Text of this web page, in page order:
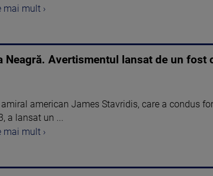
mai mult ›
Neagră. Avertismentul lansat de un fost
american James Stavridis, care a condus
a lansat un ...
mai mult ›